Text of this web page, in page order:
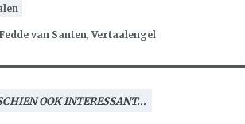
Fedde van Santen,Vertaalengel
OOK INTERESSANT...